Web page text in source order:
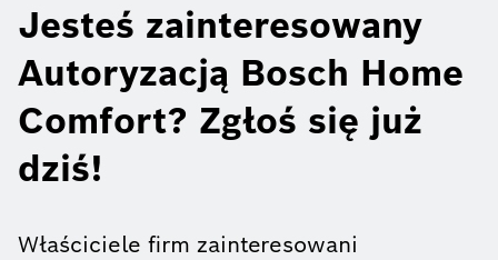
Jesteś zainteresowany
Autoryzacją Bosch Home
Comfort? Zgłoś się już
dziś!
Właściciele firm zainteresowani